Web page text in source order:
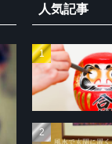
人気記事